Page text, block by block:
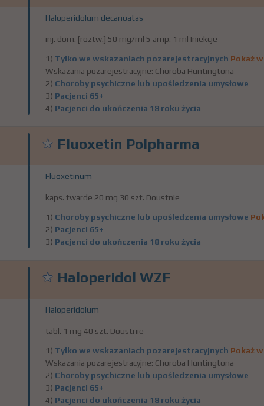
Haloperidolum decanoatas
inj. dom. [roztw.] 50 mg/ml 5 amp. 1 ml Iniekcje
1) Tylko we wskazaniach pozarejestracyjnych Pokaż
Wskazania pozarejestracyjne: Choroba Huntingtona
2) Choroby psychiczne lub upośledzenia umysłowe
3) Pacjenci 65+
4) Pacjenci do ukończenia 18 roku życia
Fluoxetin Polpharma
Fluoxetinum
kaps. twarde 20 mg 30 szt. Doustnie
1) Choroby psychiczne lub upośledzenia umysłowe
2) Pacjenci 65+
3) Pacjenci do ukończenia 18 roku życia
Haloperidol WZF
Haloperidolum
tabl. 1 mg 40 szt. Doustnie
1) Tylko we wskazaniach pozarejestracyjnych Pokaż
Wskazania pozarejestracyjne: Choroba Huntingtona
2) Choroby psychiczne lub upośledzenia umysłowe
3) Pacjenci 65+
4) Pacjenci do ukończenia 18 roku życia